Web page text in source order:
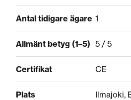
Antal tidigare ägare 1
Allmänt betyg (1–5) 5 / 5
Certifikat CE
Plats Ilmajoki,